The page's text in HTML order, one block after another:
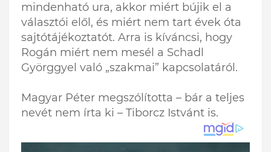
mindenható ura, akkor miért bújik el a
választói elől, és miért nem tart évek óta
sajtótájékoztatót. Arra is kíváncsi, hogy
Rogán miért nem mesél a Schadl
Györggyel való „szakmai” kapcsolatáról.
Magyar Péter megszólította – bár a teljes
nevét nem írta ki – Tiborcz Istvánt is.